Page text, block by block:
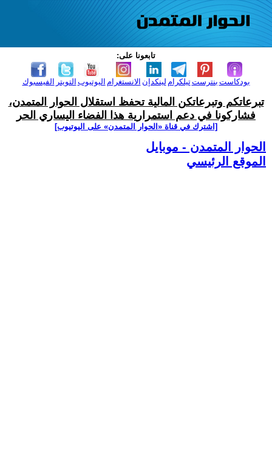
تابعونا على:
الفيسبوك التويتر اليوتيوب الانستغرام لينكدإن تيلكرامبنترست بودكاست
تبرعاتكم وتبرعاتكن المالية تحفظ استقلال الحوار المتمدن،
فشاركونا في دعم استمرارية هذا الفضاء اليساري الحر
[اشترك في قناة ‫«الحوار المتمدن» على اليوتيوب]
الحوار المتمدن - موبايل
الموقع الرئيسي